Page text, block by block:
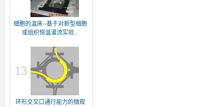
细胞的温床--基于对新型细胞
或组织恒温灌流实验...
13
环形交叉口通行能力的微观